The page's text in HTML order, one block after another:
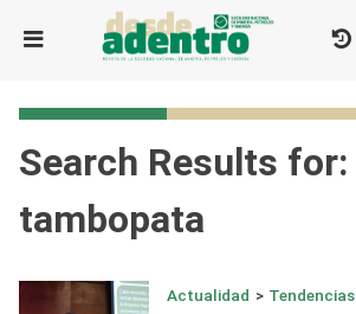
Search Results for:
tambopata
Actualidad > Tendencias